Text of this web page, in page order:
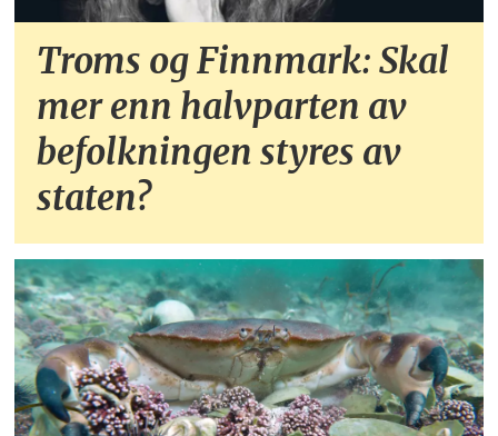
Troms og Finnmark: Skal
mer enn halvparten av
befolkningen styres av
staten?